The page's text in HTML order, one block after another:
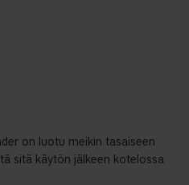
on luotu meikin tasaiseen
sitä käytön jälkeen kotelossa